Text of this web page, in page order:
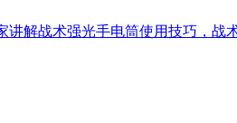
讲解战术强光手电筒使用技巧，战